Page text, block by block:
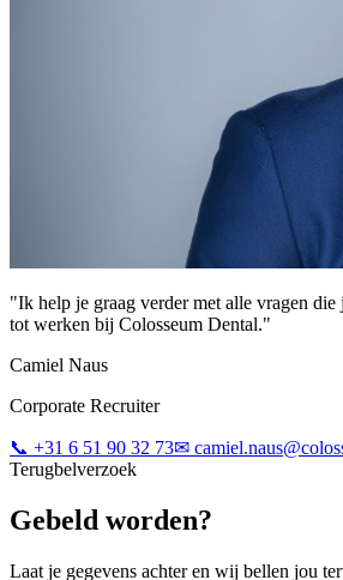
"Ik help je graag verder met alle vragen
tot werken bij Colosseum Dental."
Camiel Naus
Corporate Recruiter
📞 +31 6 51 90 32 73✉
Terugbelverzoek
Gebeld worden?
Laat je gegevens achter en wij bellen jou